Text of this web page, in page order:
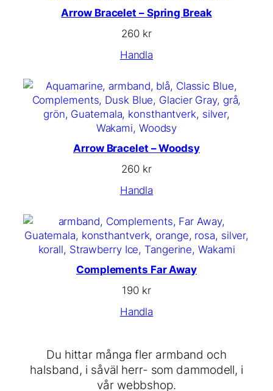
Arrow Bracelet – Spring Break
260 kr
Handla
Arrow Bracelet – Woodsy
260 kr
Handla
Complements Far Away
190 kr
Handla
Du hittar många fler armband och
halsband, i såväl herr- som dammodell, i
vår webbshop.